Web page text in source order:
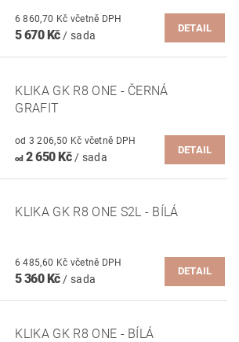
6 860,70 Kč včetně DPH
5 670 Kč/ sada
DETAIL
KLIKA GK R8 ONE - ČERNÁ
GRAFIT
od 3 206,50 Kč včetně DPH
od2 650 Kč / sada
DETAIL
KLIKA GK R8 ONE S2L - BÍLÁ
6 485,60 Kč včetně DPH
5 360 Kč / sada
DETAIL
KLIKA GK R8 ONE - BÍLÁ